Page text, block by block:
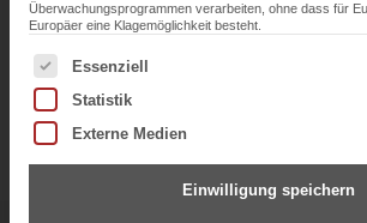
Überwachungsprogrammen verarbeiten, ohne dass für
Europäer eine Klagemöglichkeit besteht.
Es folgt eine Liste der Service-
Essenziell
Statistik
Externe Medien
Einwilligung speichern